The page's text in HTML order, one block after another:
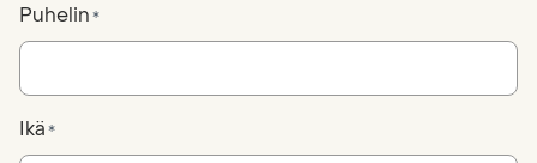
Puhelin*
Ikä*